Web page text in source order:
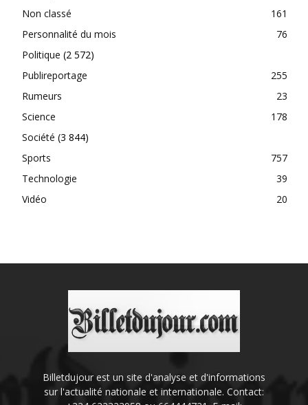
Non classé
161
Personnalité du mois
76
Politique (2 572)
Publireportage
255
Rumeurs
23
Science
178
Société (3 844)
Sports
757
Technologie
39
Vidéo
20
Billetdujour est un site d'analyse et d'informations
sur l'actualité nationale et internationale. Contact: